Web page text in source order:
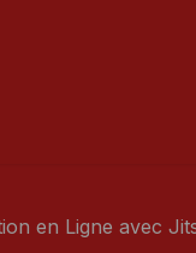
en Ligne avec